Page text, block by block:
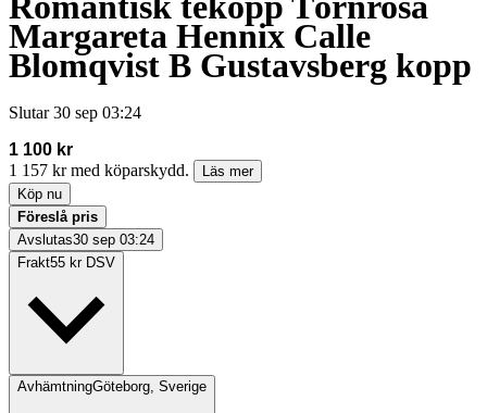
Margareta Hennix Calle
Blomqvist B Gustavsberg kopp
Slutar 30 sep 03:24
1 100 kr
1 157 kr med köparskydd.
Läs mer
Köp nu
Föreslå pris
Avslutas30 sep 03:24
Frakt55 kr DSV
AvhämtningGöteborg, Sverige